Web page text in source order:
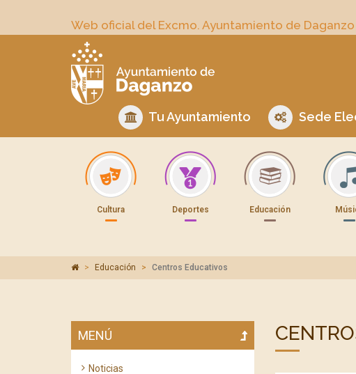
Web oficial del Excmo. Ayuntamiento de Daganzo
Tu Ayuntamiento Sede
Cultura Deportes Educación
Educación Centros Educativos
MENÚ
Noticias